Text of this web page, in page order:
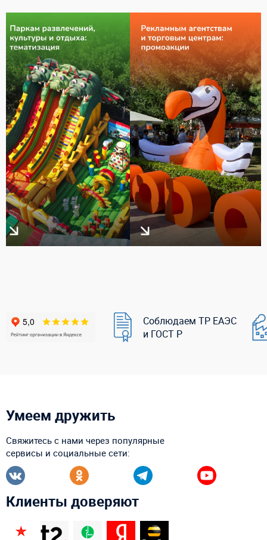
Соблюдаем ТР ЕАЭС
и ГОСТ Р
Умеем дружить
Свяжитесь с нами через популярные
сервисы и социальные сети:
Клиенты доверяют